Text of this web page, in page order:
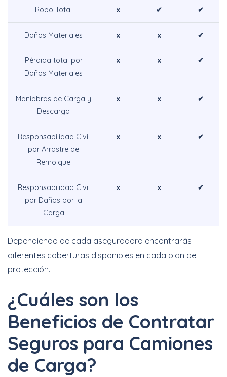
Robo Total x ✔ ✔
Daños Materiales x x ✔
Pérdida total por
Daños Materiales
x x ✔
Maniobras de Carga y
Descarga
x x ✔
Responsabilidad Civil
por Arrastre de
Remolque
x x ✔
Responsabilidad Civil
por Daños por la
Carga
x x ✔
Dependiendo de cada aseguradora encontrarás
diferentes coberturas disponibles en cada plan de
protección.
¿Cuáles son los
Beneficios de Contratar
Seguros para Camiones
de Carga?